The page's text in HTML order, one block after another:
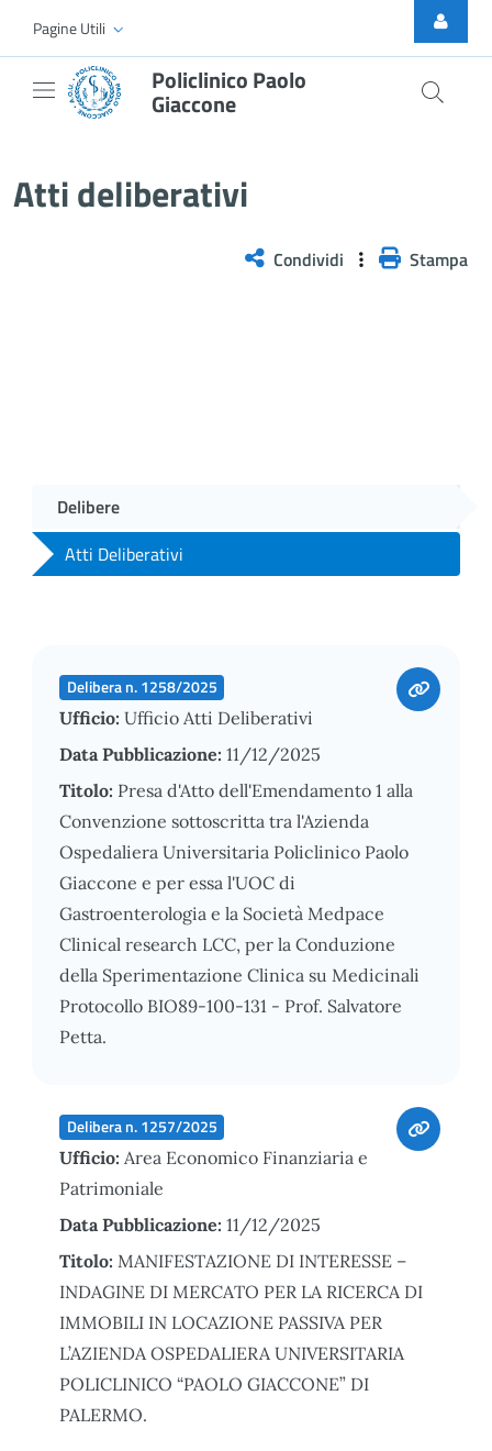
Skip to Main Content
Pagine Utili
Policlinico Paolo
Giaccone
Atti deliberativi
Condividi Stampa
Delibere
Atti Deliberativi
Delibera n. 1258/2025
Ufficio: Ufficio Atti Deliberativi
Data Pubblicazione: 11/12/2025
Titolo: Presa d'Atto dell'Emendamento 1 alla
Convenzione sottoscritta tra l'Azienda
Ospedaliera Universitaria Policlinico Paolo
Giaccone e per essa l'UOC di
Gastroenterologia e la Società Medpace
Clinical research LCC, per la Conduzione
della Sperimentazione Clinica su Medicinali
Protocollo BIO89-100-131 - Prof. Salvatore
Petta.
Delibera n. 1257/2025
Ufficio: Area Economico Finanziaria e
Patrimoniale
Data Pubblicazione: 11/12/2025
Titolo: MANIFESTAZIONE DI INTERESSE –
INDAGINE DI MERCATO PER LA RICERCA DI
IMMOBILI IN LOCAZIONE PASSIVA PER
L’AZIENDA OSPEDALIERA UNIVERSITARIA
POLICLINICO “PAOLO GIACCONE” DI
PALERMO.